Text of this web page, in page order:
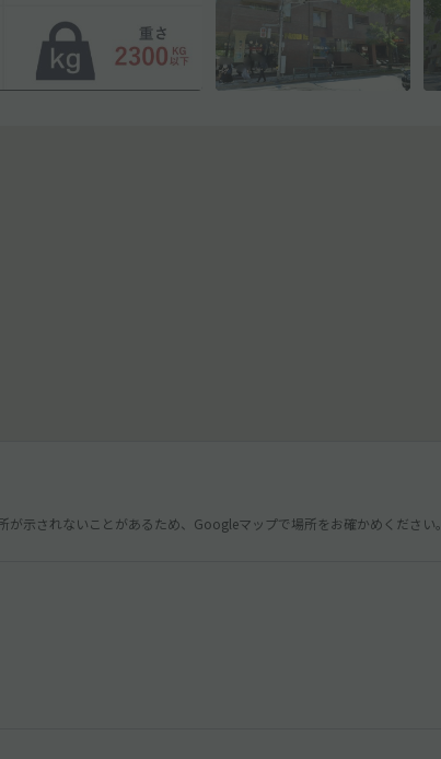
示されないことがあるため、Googleマップで場所をお確かめください。